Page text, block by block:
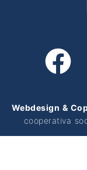
Webdesign &
cooperativa